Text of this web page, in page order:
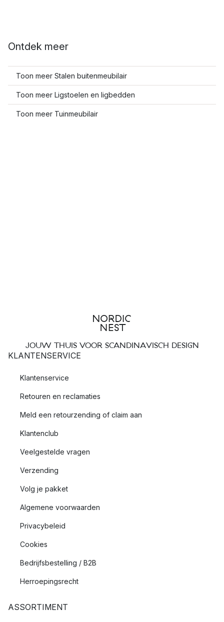
Ontdek meer
Toon meer Stalen buitenmeubilair
Toon meer Ligstoelen en ligbedden
Toon meer Tuinmeubilair
JOUW THUIS VOOR SCANDINAVISCH DESIGN
KLANTENSERVICE
Klantenservice
Retouren en reclamaties
Meld een retourzending of claim aan
Klantenclub
Veelgestelde vragen
Verzending
Volg je pakket
Algemene voorwaarden
Privacybeleid
Cookies
Bedrijfsbestelling / B2B
Herroepingsrecht
ASSORTIMENT